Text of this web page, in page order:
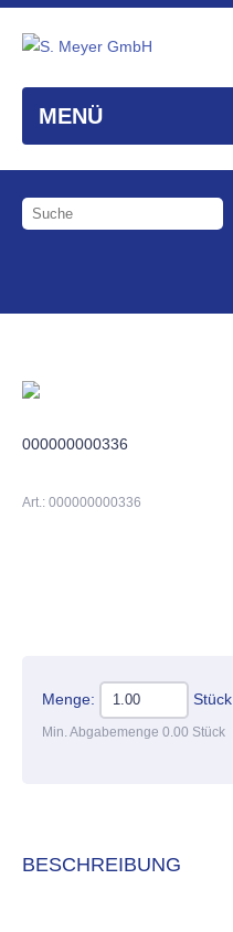
MENÜ
000000000336
Art.: 000000000336
Menge: Stück
Min. Abgabemenge 0.00 Stück
BESCHREIBUNG